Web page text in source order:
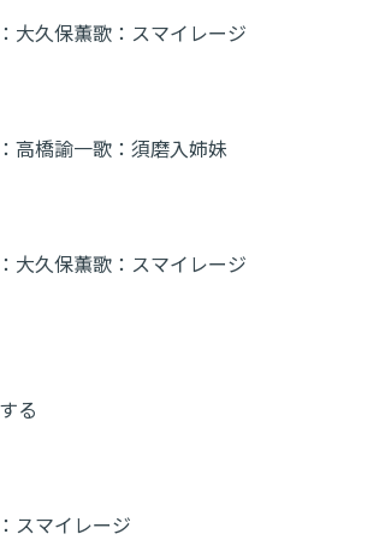
大久保薫歌： スマイレージ
高橋諭一歌： 須磨入姉妹
大久保薫歌： スマイレージ
る
スマイレージ